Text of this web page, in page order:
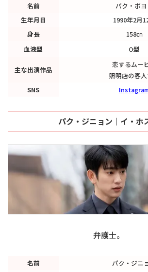
名前
パク・ボ
生年月日
1990年2月
身長
158㎝
血液型
O型
主な出演作品
恋するムー
照明店の客人
SNS
パク・ジニョン｜イ・ホ
弁護士。
名前
パク・ジニ